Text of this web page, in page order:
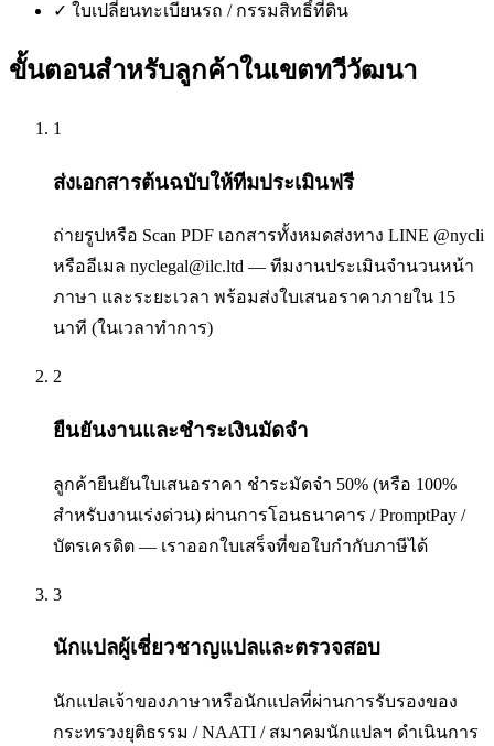
✓ ใบเปลี่ยนทะเบียนรถ / กรรมสิทธิ์ที่ดิน
ขั้นตอนสำหรับลูกค้าในเขตทวีวัฒนา
1
ส่งเอกสารต้นฉบับให้ทีมประเมินฟรี
ถ่ายรูปหรือ Scan PDF เอกสารทั้งหมดส่งทาง LINE @nycli
หรืออีเมล nyclegal@ilc.ltd — ทีมงานประเมินจำนวนหน้า
ภาษา และระยะเวลา พร้อมส่งใบเสนอราคาภายใน 15
นาที (ในเวลาทำการ)
2
ยืนยันงานและชำระเงินมัดจำ
ลูกค้ายืนยันใบเสนอราคา ชำระมัดจำ 50% (หรือ 100%
สำหรับงานเร่งด่วน) ผ่านการโอนธนาคาร / PromptPay /
บัตรเครดิต — เราออกใบเสร็จที่ขอใบกำกับภาษีได้
3
นักแปลผู้เชี่ยวชาญแปลและตรวจสอบ
นักแปลเจ้าของภาษาหรือนักแปลที่ผ่านการรับรองของ
กระทรวงยุติธรรม / NAATI / สมาคมนักแปลฯ ดำเนินการ